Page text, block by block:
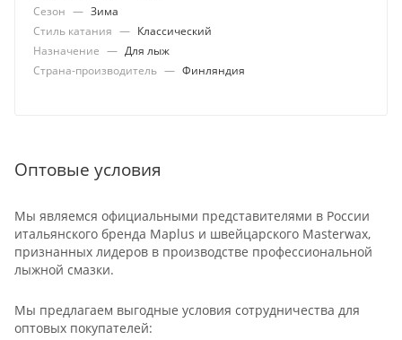
Сезон — Зима
Стиль катания — Классический
Назначение — Для лыж
Страна-производитель — Финляндия
Оптовые условия
Мы являемся официальными представителями в России
итальянского бренда Maplus и швейцарского Masterwax,
признанных лидеров в производстве профессиональной
лыжной смазки.
Мы предлагаем выгодные условия сотрудничества для
оптовых покупателей: